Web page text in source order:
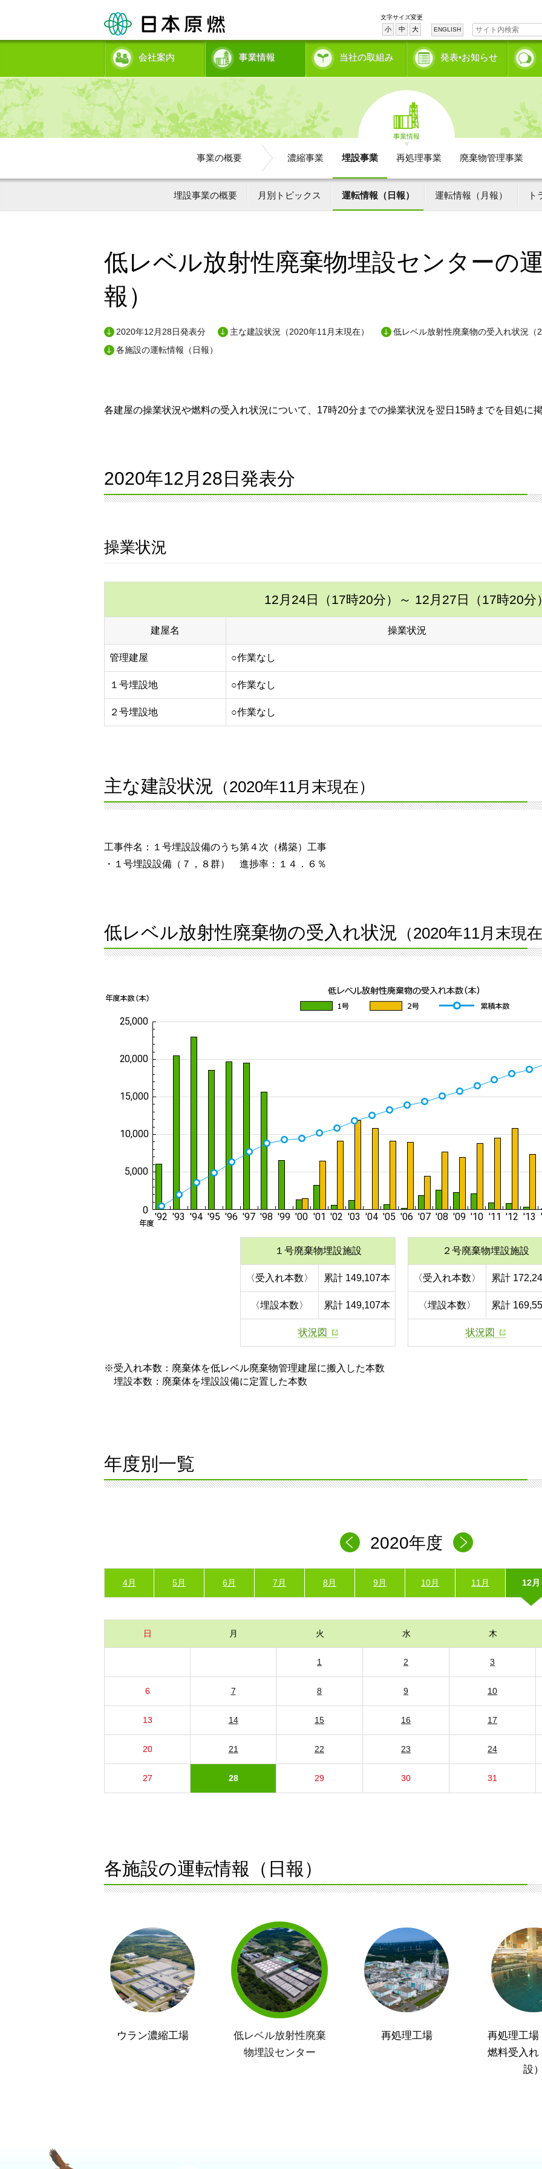
文字サイズ変更
小 中 大 ENGLISH
会社案内 事業情報 当社の取組み 発表•お知らせ
事業情報
事業の概要 濃縮事業 埋設事業 再処理事業 廃棄物管理事業
埋設事業の概要 月別トピックス 運転情報（日報） 運転情報（月報） ト
低レベル放射性廃棄物埋設センターの
報）
2020年12月28日発表分 主な建設状況（2020年11月末現在）
低レベル放射性廃棄物の受入れ状況（
各施設の運転情報（日報）
各建屋の操業状況や燃料の受入れ状況について、17時20分までの操業状況を翌日15時までを目処に
2020年12月28日発表分
操業状況
12月24日（17時20分） ～ 12月27日（17時20分
建屋名 操業状況
管理建屋 ○作業なし
１号埋設地 ○作業なし
２号埋設地 ○作業なし
主な建設状況 （2020年11月末現在）
工事件名：１号埋設設備のうち第４次（構築）工事
・１号埋設設備（７，８群） 進捗率：１４．６％
低レベル放射性廃棄物の受入れ状況 （2020年11月末現
１号廃棄物埋設施設
〈受入れ本数〉 累計 149,107本
〈埋設本数〉 累計 149,107本
状況図
２号廃棄物埋設施設
〈受入れ本数〉 累計
〈埋設本数〉 累計
状況図
※受入れ本数：廃棄体を低レベル廃棄物管理建屋に搬入した本数
埋設本数：廃棄体を埋設設備に定置した本数
年度別一覧
2020年度
4月 5月 6月 7月 8月 9月 10月 11月 12月
日 月 火 水 木
1 2 3
6 7 8 9 10
13 14 15 16 17
20 21 22 23 24
27 28 29 30 31
各施設の運転情報（日報）
ウラン濃縮工場
低レベル放射性廃棄
物埋設センター
再処理工場
再処理工場
燃料受入れ
設